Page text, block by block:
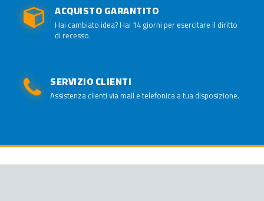
ACQUISTO GARANTITO
Hai cambiato idea? Hai 14 giorni per esercitare il diritto
di recesso.
SERVIZIO CLIENTI
Assistenza clienti via mail e telefonica a tua disposizione.